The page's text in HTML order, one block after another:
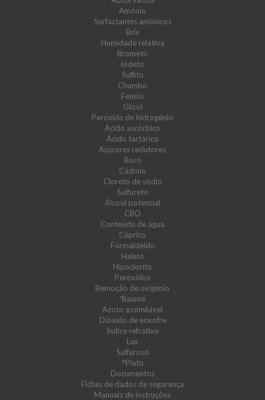
Amónio
Surfactantes aniónicos
Brix
Humidade relativa
Brometo
Iodeto
Sulfito
Chumbo
Fenóis
Glicol
Peróxido de hidrogénio
Ácido ascórbico
Ácido tartárico
Açúcares redutores
Boro
Cádmio
Cloreto de sódio
Sulfureto
Álcool potencial
CBO
Conteúdo de água
Cúprico
Formaldeído
Haleto
Hipoclorito
Peróxidos
Remoção de oxigénio
ºBaumé
Azoto assimilável
Dióxido de enxofre
Índice refrativo
Lux
Sulfuroso
°Plato
Documentos
Fichas de dados de segurança
Manuais de instruções